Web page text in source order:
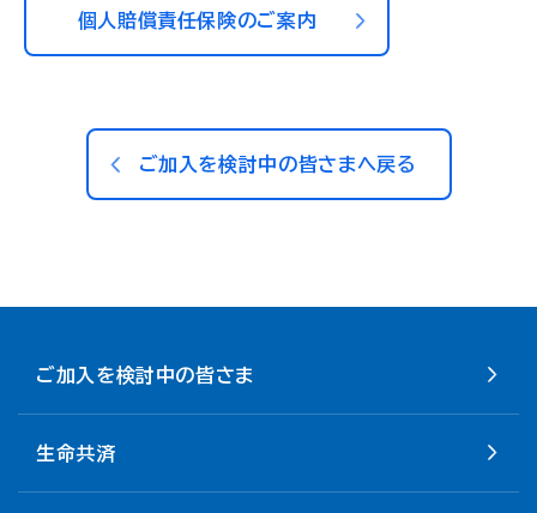
個人賠償責任保険のご案内
ご加入を検討中の皆さまへ戻る
ご加入を検討中の皆さま
生命共済